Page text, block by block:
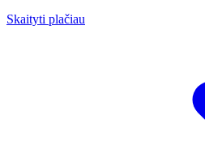
Skaityti plačiau